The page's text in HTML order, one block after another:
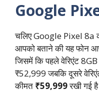
Google
चलिए Google Pixel 8a
आपको बताने की यह फोन
जिसमें कि पहले वेरिएंट
₹52,999 जबकि दूसरे
कीमत ₹59,999रखी गई